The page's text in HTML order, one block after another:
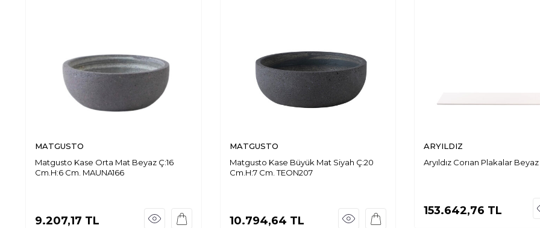
MATGUSTO
Matgusto Kase Orta Mat Beyaz Ç:16
Cm.H:6 Cm. MAUNA166
9.207,17 TL
MATGUSTO
Matgusto Kase Büyük Mat Siyah Ç:20
Cm.H:7 Cm. TEON207
10.794,64 TL
ARYILDIZ
Aryıldız Corıan Plakalar
153.642,76 TL